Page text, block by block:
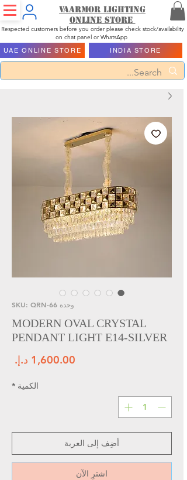
Vaarmor Lighting
ONLINE STORE
Respected customers before you order please check stock/availability
on chat panel or WhatsApp
UAE ONLINE STORE INDIA STORE
وحدة SKU: QRN-66
MODERN OVAL CRYSTAL
PENDANT LIGHT E14-SILVER
الكمية *
أضِف إلى العربة
اشترِ الآن